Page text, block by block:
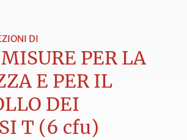
DI
PER LA
E PER IL
DEI
T (6 cfu)